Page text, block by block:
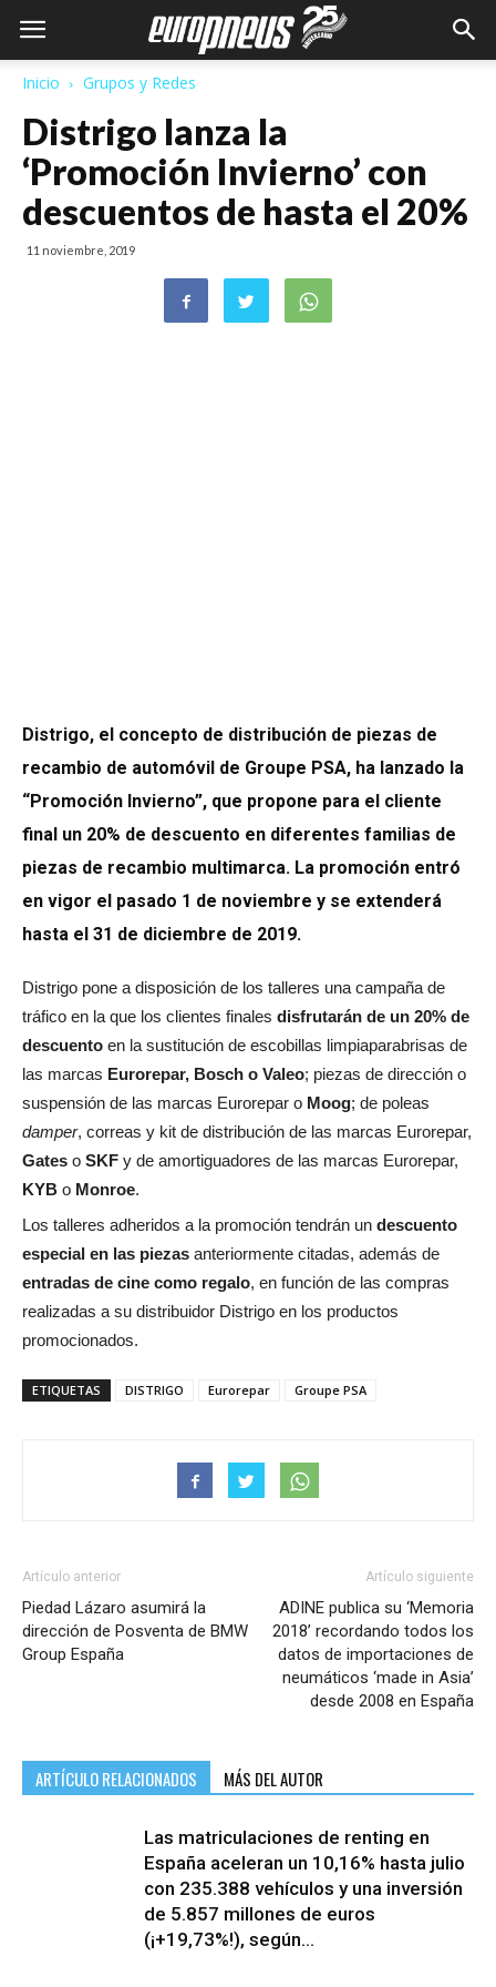
Inicio Grupos y Redes
Distrigo lanza la
‘Promoción Invierno’ con
descuentos de hasta el 20%
11 noviembre, 2019
Distrigo, el concepto de distribución de piezas de
recambio de automóvil de Groupe PSA, ha lanzado la
“Promoción Invierno”, que propone para el cliente
final un 20% de descuento en diferentes familias de
piezas de recambio multimarca. La promoción entró
en vigor el pasado 1 de noviembre y se extenderá
hasta el 31 de diciembre de 2019.
Distrigo pone a disposición de los talleres una campaña de
tráfico en la que los clientes finales disfrutarán de un 20% de
descuento en la sustitución de escobillas limpiaparabrisas de
las marcas Eurorepar, Bosch o Valeo; piezas de dirección o
suspensión de las marcas Eurorepar o Moog; de poleas
damper, correas y kit de distribución de las marcas Eurorepar,
Gates o SKF y de amortiguadores de las marcas Eurorepar,
KYB o Monroe.
Los talleres adheridos a la promoción tendrán un descuento
especial en las piezas anteriormente citadas, además de
entradas de cine como regalo, en función de las compras
realizadas a su distribuidor Distrigo en los productos
promocionados.
ETIQUETAS DISTRIGO Eurorepar Groupe PSA
Artículo anterior
Piedad Lázaro asumirá la
dirección de Posventa de BMW
Group España
Artículo siguiente
ADINE publica su ‘Memoria
2018’ recordando todos los
datos de importaciones de
neumáticos ‘made in Asia’
desde 2008 en España
ARTÍCULO RELACIONADOS MÁS DEL AUTOR
Las matriculaciones de renting en
España aceleran un 10,16% hasta julio
con 235.388 vehículos y una inversión
de 5.857 millones de euros
(¡+19,73%!), según...